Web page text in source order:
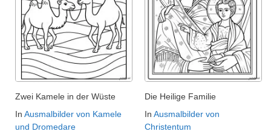
Zwei Kamele in der Wüste
In Ausmalbilder von Kamele
und Dromedare
Die Heilige Familie
In Ausmalbilder von
Christentum